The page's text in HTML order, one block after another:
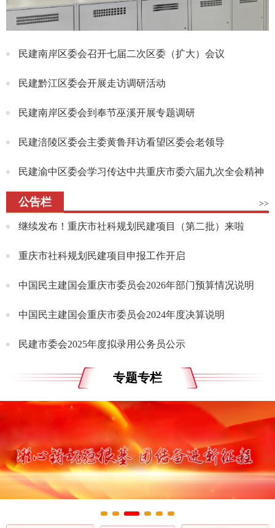
民建南岸区委会召开七届二次区委（扩大）会议
民建黔江区委会开展走访调研活动
民建南岸区委会到奉节巫溪开展专题调研
民建涪陵区委会主委黄鲁拜访看望区委会老领导
民建渝中区委会学习传达中共重庆市委六届九次全会精神
公告栏 >>
继续发布！重庆市社科规划民建项目（第二批）来啦
重庆市社科规划民建项目申报工作开启
中国民主建国会重庆市委员会2026年部门预算情况说明
中国民主建国会重庆市委员会2024年度决算说明
民建市委会2025年度拟录用公务员公示
专题专栏